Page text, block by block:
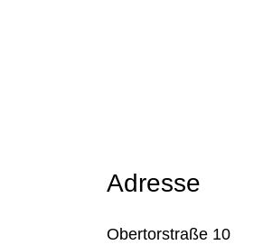
Adresse
Obertorstraße 10